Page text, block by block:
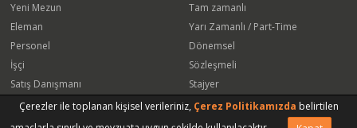
Yeni Mezun
Eleman
Personel
İşçi
Satış Danışmanı
Öğrenci
Satış Elemanı
Tam zamanlı
Yarı Zamanlı / Part-Time
Dönemsel
Sözleşmeli
Stajyer
Freelance
Yeni Mezun
Çerezler ile toplanan kişisel verileriniz, Çerez Politikamızda belirtilen